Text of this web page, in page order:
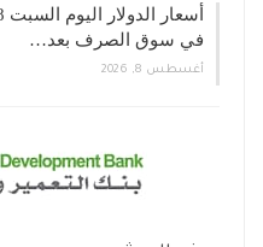
في سوق الصرف بعد…
أغسطس 8, 2026